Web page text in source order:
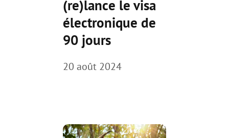
(re)lance le visa
électronique de
90 jours
20 août 2024